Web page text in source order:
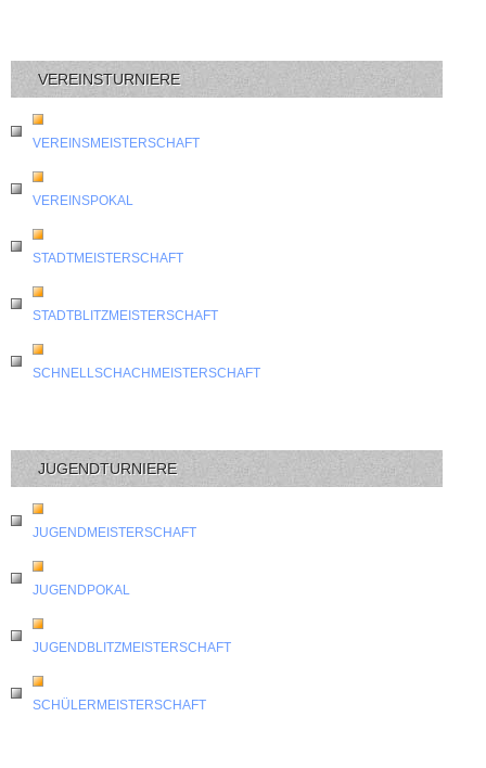
VEREINSTURNIERE
VEREINSMEISTERSCHAFT
VEREINSPOKAL
STADTMEISTERSCHAFT
STADTBLITZMEISTERSCHAFT
SCHNELLSCHACHMEISTERSCHAFT
JUGENDTURNIERE
JUGENDMEISTERSCHAFT
JUGENDPOKAL
JUGENDBLITZMEISTERSCHAFT
SCHÜLERMEISTERSCHAFT